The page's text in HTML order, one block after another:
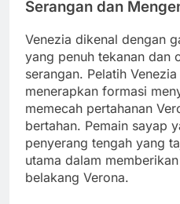
Serangan dan
Venezia dikenal dengan
yang penuh tekanan dan
serangan. Pelatih
menerapkan formasi
memecah pertahanan
bertahan. Pemain sayap
penyerang tengah yang
utama dalam
belakang Verona.